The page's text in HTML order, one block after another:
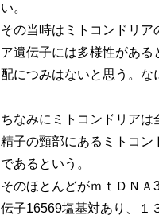
い。
その当時はミトコンドリア
ア遺伝子には多様性があ
配につみはないと思う。な
ちなみにミトコンドリア
精子の頸部にあるミトコ
であるという。
そのほとんどがｍｔＤＮ
伝子16569塩基対あり、１